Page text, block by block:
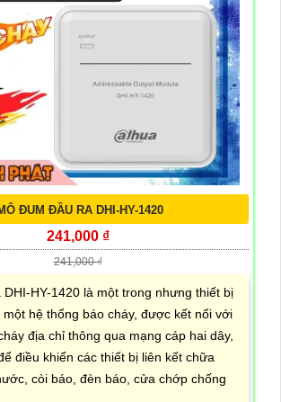
ĐUM ĐẦU RA DHI-HY-1420
241,000 ₫
241,000 ₫
DHI-HY-1420 là một trong nhưng thiết bị
hệ thống báo cháy, được kết nối với
địa chỉ thông qua mạng cáp hai dây,
điều khiển các thiết bị liên kết chữa
còi báo, đèn báo, cửa chớp chống